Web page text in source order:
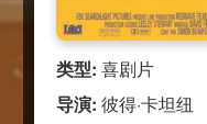
类型: 喜剧片
导演: 彼得·卡坦纽